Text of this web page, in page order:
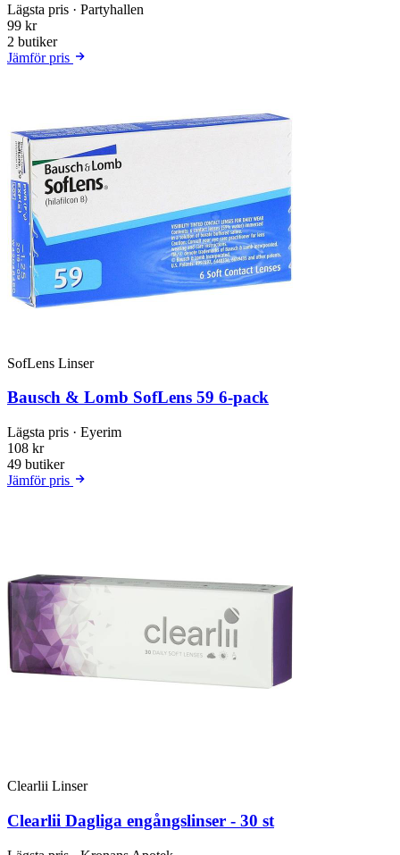
Lägsta pris · Partyhallen
99 kr
2 butiker
Jämför pris
SofLens Linser
Bausch & Lomb SofLens 59 6-pack
Lägsta pris · Eyerim
108 kr
49 butiker
Jämför pris
Clearlii Linser
Clearlii Dagliga engångslinser - 30 st